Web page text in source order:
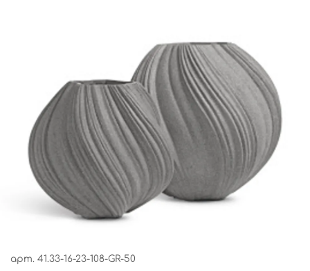
арт. 41.33-16-23-108-GR-50